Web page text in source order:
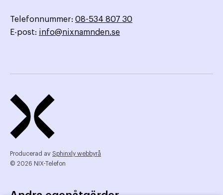
Telefonnummer: 08-534 807 30
E-post: info@nixnamnden.se
Producerad av Sphinxly webbyrå
© 2026 NIX-Telefon